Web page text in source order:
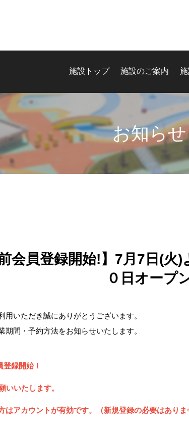
施設トップ 施設のご案内
お問合
船橋市
お知らせ
会員登録開始!】7月7日(火
０日オープ
用いただき誠にありがとうございます。
期間・予約方法をお知らせいたします。
録開始！
いいたします。
アカウントが有効です。（新規登録の必要はありま